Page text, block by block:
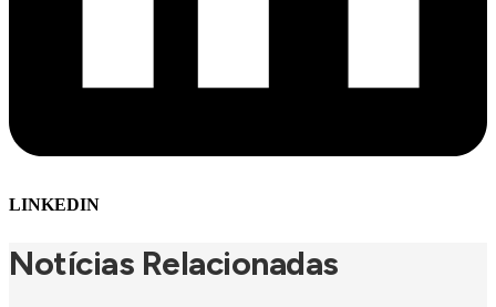
LINKEDIN
Notícias Relacionadas